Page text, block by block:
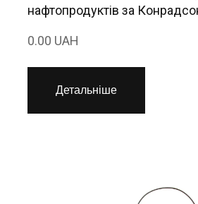
нафтопродуктів за
0.00 UAH
Детальніше